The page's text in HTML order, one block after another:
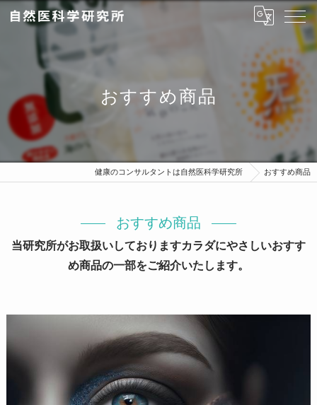
おすすめ商品
健康のコンサルタントは自然医科学研究所 おすすめ商品
おすすめ商品
当研究所がお取扱いしておりますカラダにやさしいおすす
め商品の一部をご紹介いたします。